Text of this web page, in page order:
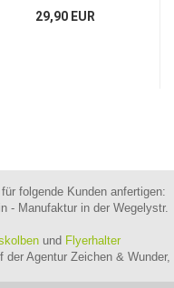
29,90 EUR
folgende Kunden anfertigen:
- Manufaktur in der Wegelystr.
und Flyerhalter
der Agentur Zeichen & Wunder,